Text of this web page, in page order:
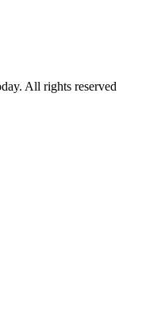
All rights reserved